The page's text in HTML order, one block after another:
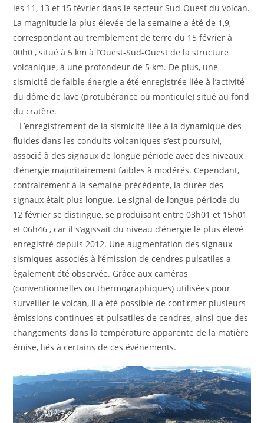
les 11, 13 et 15 février dans le secteur Sud-Ouest du volcan.
La magnitude la plus élevée de la semaine a été de 1,9,
correspondant au tremblement de terre du 15 février à
00h0 , situé à 5 km à l’Ouest-Sud-Ouest de la structure
volcanique, à une profondeur de 5 km. De plus, une
sismicité de faible énergie a été enregistrée liée à l’activité
du dôme de lave (protubérance ou monticule) situé au fond
du cratère.
– L’enregistrement de la sismicité liée à la dynamique des
fluides dans les conduits volcaniques s’est poursuivi,
associé à des signaux de longue période avec des niveaux
d’énergie majoritairement faibles à modérés. Cependant,
contrairement à la semaine précédente, la durée des
signaux était plus longue. Le signal de longue période du
12 février se distingue, se produisant entre 03h01 et 15h01
et 06h46 , car il s’agissait du niveau d’énergie le plus élevé
enregistré depuis 2012. Une augmentation des signaux
sismiques associés à l’émission de cendres pulsatiles a
également été observée. Grâce aux caméras
(conventionnelles ou thermographiques) utilisées pour
surveiller le volcan, il a été possible de confirmer plusieurs
émissions continues et pulsatiles de cendres, ainsi que des
changements dans la température apparente de la matière
émise, liés à certains de ces événements.